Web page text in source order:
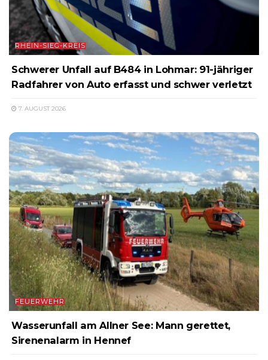
RHEIN-SIEG-KREIS
Schwerer Unfall auf B484 in Lohmar: 91-jähriger
Radfahrer von Auto erfasst und schwer verletzt
7. AUGUST 2026
FEUERWEHR
Wasserunfall am Allner See: Mann gerettet,
Sirenenalarm in Hennef